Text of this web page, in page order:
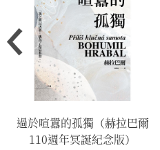
過於喧囂的孤獨（赫拉巴爾
110週年冥誕紀念版）